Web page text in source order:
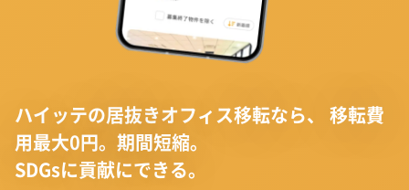
ハイッテの居抜きオフィス移転なら、
移転費
用最大0円。期間短縮。
SDGsに貢献にできる。